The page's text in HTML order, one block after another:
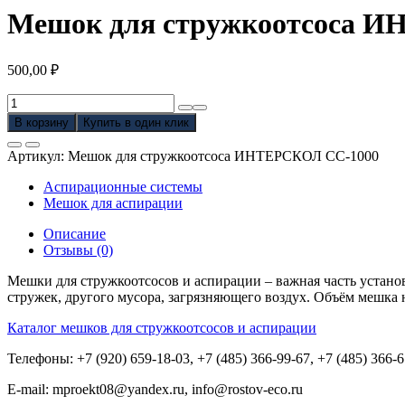
Мешок для стружкоотсоса
500,00 ₽
Количество
товара
Мешок
для
стружкоотсоса
ИНТЕРСКОЛ
СС-1000
В корзину Купить в один клик
Артикул: Мешок для стружкоотсоса ИНТЕРСКОЛ СС-1000
Аспирационные системы
Мешок для аспирации
Описание
Отзывы (0)
Мешки для стружкоотсосов и аспирации – важная часть
стружек, другого мусора, загрязняющего воздух. Объём мешка
Каталог мешков для стружкоотсосов и аспирации
Телефоны: +7 (920) 659-18-03, +7 (485) 366-99-67, +7 (485) 366-
E-mail: mproekt08@yandex.ru, info@rostov-eco.ru